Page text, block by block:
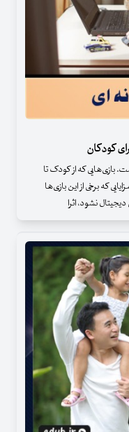
کودکان
بازی‌هایی که از کودک تا
که برخی از این بازی‌ها
نشود، اثرا